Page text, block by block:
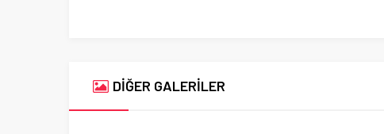
DİĞER GALERİLER